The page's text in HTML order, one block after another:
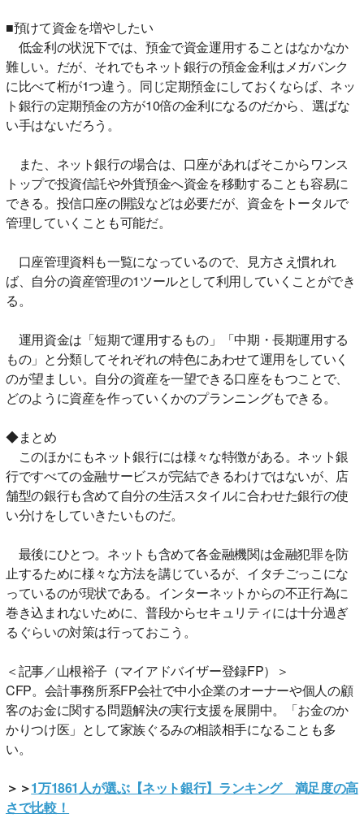
■預けて資金を増やしたい
低金利の状況下では、預金で資金運用することはなかなか
難しい。だが、それでもネット銀行の預金金利はメガバンク
に比べて桁が1つ違う。同じ定期預金にしておくならば、ネッ
ト銀行の定期預金の方が10倍の金利になるのだから、選ばな
い手はないだろう。
また、ネット銀行の場合は、口座があればそこからワンス
トップで投資信託や外貨預金へ資金を移動することも容易に
できる。投信口座の開設などは必要だが、資金をトータルで
管理していくことも可能だ。
口座管理資料も一覧になっているので、見方さえ慣れれ
ば、自分の資産管理の1ツールとして利用していくことができ
る。
運用資金は「短期で運用するもの」「中期・長期運用する
もの」と分類してそれぞれの特色にあわせて運用をしていく
のが望ましい。自分の資産を一望できる口座をもつことで、
どのように資産を作っていくかのプランニングもできる。
◆まとめ
このほかにもネット銀行には様々な特徴がある。ネット銀
行ですべての金融サービスが完結できるわけではないが、店
舗型の銀行も含めて自分の生活スタイルに合わせた銀行の使
い分けをしていきたいものだ。
最後にひとつ。ネットも含めて各金融機関は金融犯罪を防
止するために様々な方法を講じているが、イタチごっこにな
っているのが現状である。インターネットからの不正行為に
巻き込まれないために、普段からセキュリティには十分過ぎ
るぐらいの対策は行っておこう。
＜記事／山根裕子（マイアドバイザー登録FP）＞
CFP。会計事務所系FP会社で中小企業のオーナーや個人の顧
客のお金に関する問題解決の実行支援を展開中。「お金のか
かりつけ医」として家族ぐるみの相談相手になることも多
い。
＞＞1万1861人が選ぶ【ネット銀行】ランキング 満足度の高
さで比較！